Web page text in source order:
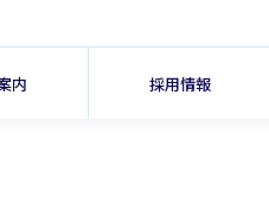
内 採用情報